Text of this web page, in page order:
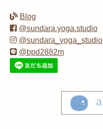
Blog
@sundara.yoga.studio
@sundara_yoga_studio
@bpd2882m